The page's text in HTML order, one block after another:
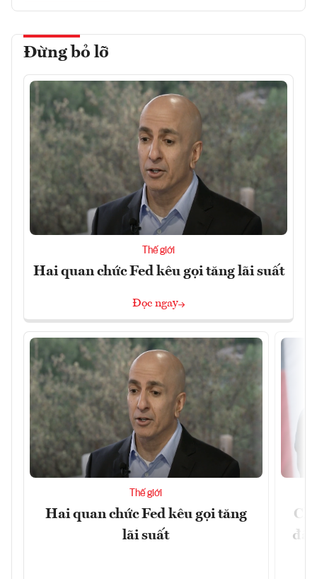
Đừng bỏ lỡ
Thế giới
Hai quan chức Fed kêu gọi tăng lãi suất
Đọc ngay
Thế giới
Hai quan chức Fed kêu gọi tăng
lãi suất
đã